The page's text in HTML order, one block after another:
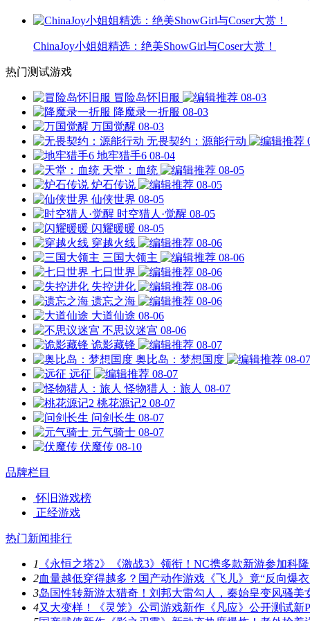
ChinaJoy小姐姐精选：绝美ShowGirl与Coser大赏！
热门测试游戏
冒险岛怀旧服
08-03
降魔录一折服 08-03
万国觉醒 08-03
无畏契约：源能行动
地牢猎手6 08-04
天堂：血统
08-05
炉石传说
08-05
仙侠世界 08-05
时空猎人·觉醒 08-05
闪耀暖暖 08-05
穿越火线
08-06
三国大领主
08-06
七日世界
08-06
失控进化
08-06
遗忘之海
08-06
大道仙途 08-06
不思议迷宫 08-06
诡影藏锋
08-07
奥比岛：梦想国度
08-07
远征
08-07
怪物猎人：旅人 08-07
桃花源记2 08-07
问剑长生 08-07
元气骑士 08-07
伏魔传 08-10
品牌栏目
怀旧游戏榜
正经游戏
热门新闻排行
1
《永恒之塔2》《激战3》领衔！NC携多款新游参加科
2血量越低穿得越多？国产动作游戏《飞儿》竟“反向爆衣
3岛国性转新游太猎奇！刘邦大雷勾人，秦始皇变风骚美
4又大变样！《灵笼》公司游戏新作《凡应》公开测试新